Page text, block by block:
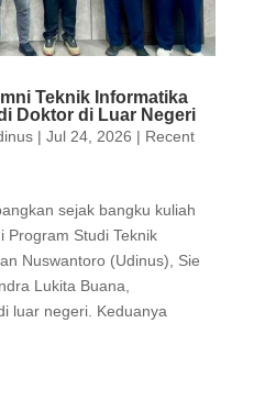
Teknik Informatika
Doktor di Luar Negeri
| Jul 24, 2026 | Recent
sejak bangku kuliah
Program Studi Teknik
Nuswantoro (Udinus), Sie
Lukita Buana,
luar negeri. Keduanya